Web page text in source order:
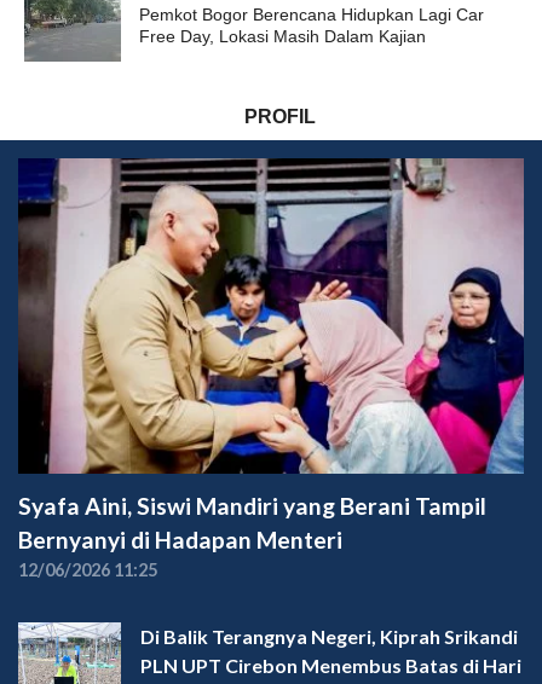
Pemkot Bogor Berencana Hidupkan Lagi Car
Free Day, Lokasi Masih Dalam Kajian
PROFIL
Syafa Aini, Siswi Mandiri yang Berani Tampil
Bernyanyi di Hadapan Menteri
12/06/2026 11:25
Di Balik Terangnya Negeri, Kiprah Srikandi
PLN UPT Cirebon Menembus Batas di Hari